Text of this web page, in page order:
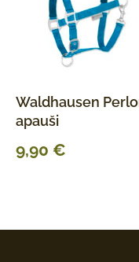
Waldhausen
apauši
9,90 €